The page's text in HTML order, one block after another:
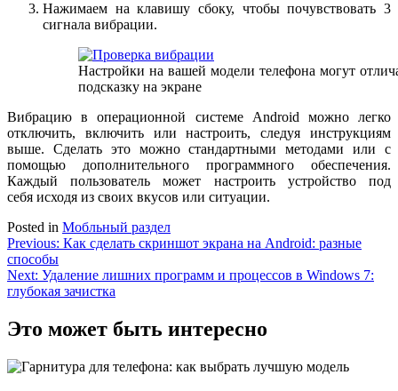
Нажимаем на клавишу сбоку, чтобы почувствовать 3
сигнала вибрации.
Настройки на вашей модели телефона могут
подсказку на экране
Вибрацию в операционной системе Android можно легко
отключить, включить или настроить, следуя инструкциям
выше. Сделать это можно стандартными методами или с
помощью дополнительного программного обеспечения.
Каждый пользователь может настроить устройство под
себя исходя из своих вкусов или ситуации.
Posted in Мобльный раздел
Навигация
по
записям
Previous: Как сделать скриншот экрана на Android: разные
способы
Next: Удаление лишних программ и процессов в Windows 7:
глубокая зачистка
Это может быть интересно